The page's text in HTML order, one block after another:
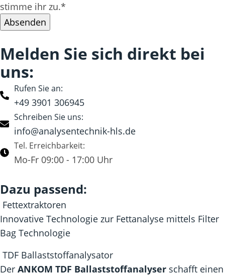
stimme ihr zu.*
Melden Sie sich direkt bei
uns:
Rufen Sie an:
+49 3901 306945
Schreiben Sie uns:
info@analysentechnik-hls.de
Tel. Erreichbarkeit:
Mo-Fr 09:00 - 17:00 Uhr
Dazu passend:
Fettextraktoren
Innovative Technologie zur Fettanalyse mittels Filter
Bag Technologie
TDF Ballaststoffanalysator
Der ANKOM TDF Ballaststoffanalyser schafft einen